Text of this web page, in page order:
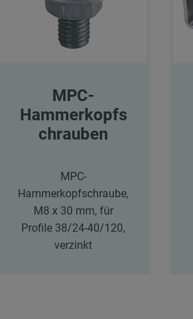
MPC-
Hammerkopfs
chrauben
MPC-
Hammerkopfschraube,
M8 x 30 mm, für
Profile 38/24-40/120,
verzinkt